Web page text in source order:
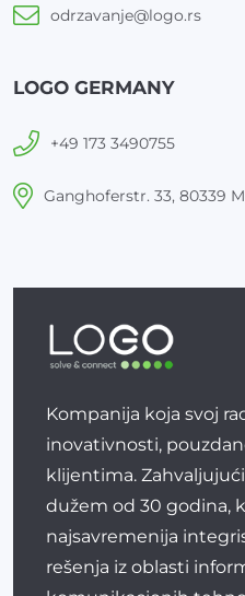
odrzavanje@logo.rs
LOGO GERMANY
+49 173 3490755
Ganghoferstr. 33, 80339
Kompanija koja svoj
inovativnosti,
klijentima.
dužem od 30 godina,
najsavremenija
rešenja iz oblasti